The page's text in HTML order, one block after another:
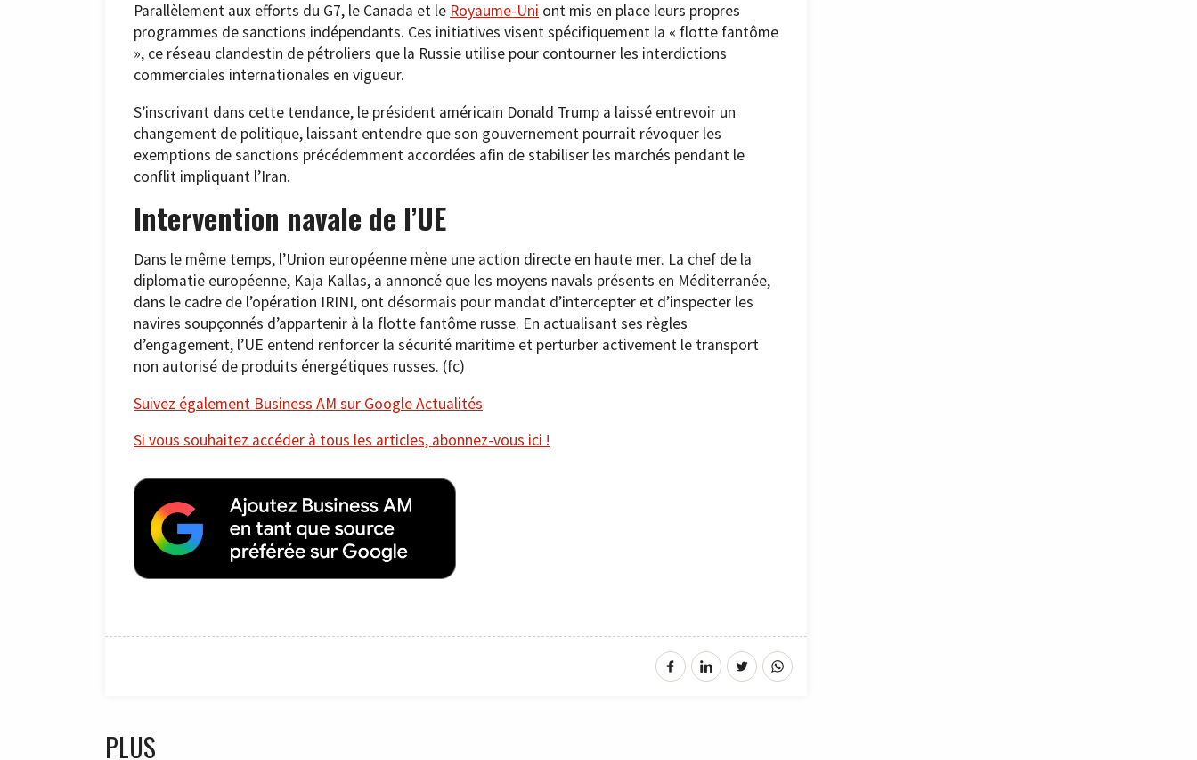
Parallèlement aux efforts du G7, le Canada et le Royaume-Uni ont mis en place leurs propres
programmes de sanctions indépendants. Ces initiatives visent spécifiquement la « flotte fantôme
», ce réseau clandestin de pétroliers que la Russie utilise pour contourner les interdictions
commerciales internationales en vigueur.
S’inscrivant dans cette tendance, le président américain Donald Trump a laissé entrevoir un
changement de politique, laissant entendre que son gouvernement pourrait révoquer les
exemptions de sanctions précédemment accordées afin de stabiliser les marchés pendant le
conflit impliquant l’Iran.
Intervention navale de l’UE
Dans le même temps, l’Union européenne mène une action directe en haute mer. La chef de la
diplomatie européenne, Kaja Kallas, a annoncé que les moyens navals présents en Méditerranée,
dans le cadre de l’opération IRINI, ont désormais pour mandat d’intercepter et d’inspecter les
navires soupçonnés d’appartenir à la flotte fantôme russe. En actualisant ses règles
d’engagement, l’UE entend renforcer la sécurité maritime et perturber activement le transport
non autorisé de produits énergétiques russes. (fc)
Suivez également Business AM sur Google Actualités
Si vous souhaitez accéder à tous les articles, abonnez-vous ici !
PLUS